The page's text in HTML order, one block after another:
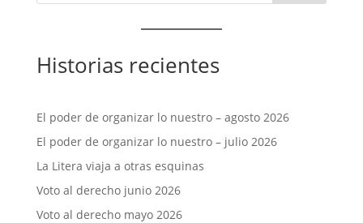
Historias recientes
El poder de organizar lo nuestro – agosto 2026
El poder de organizar lo nuestro – julio 2026
La Litera viaja a otras esquinas
Voto al derecho junio 2026
Voto al derecho mayo 2026